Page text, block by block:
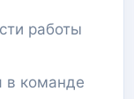
работы
в команде